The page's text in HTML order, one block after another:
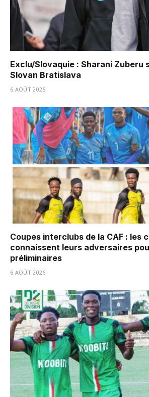
Exclu/Slovaquie : Sharani Zuberu
Slovan Bratislava
6 AOÛT 2026
Coupes interclubs de la CAF : les
connaissent leurs adversaires
préliminaires
6 AOÛT 2026